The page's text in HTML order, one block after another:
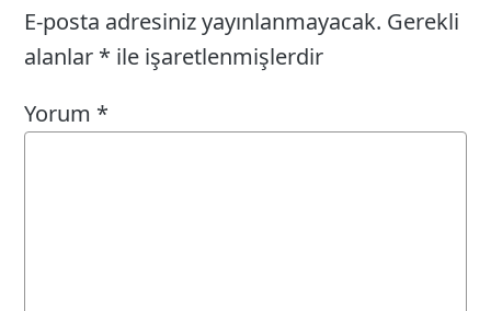
E-posta adresiniz yayınlanmayacak. Gerekli
alanlar * ile işaretlenmişlerdir
Yorum *